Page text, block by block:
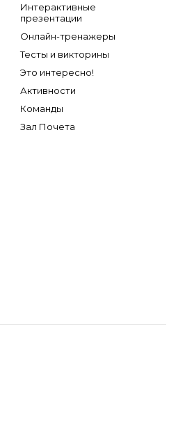
Интерактивные
презентации
Онлайн-тренажеры
Тесты и викторины
Это интересно!
Активности
Команды
Зал Почета